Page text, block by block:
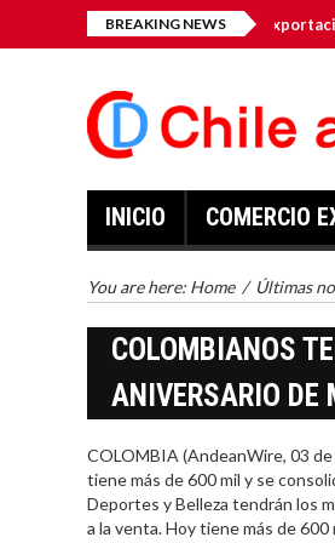
BREAKING NEWS
de diversificar las exportaciones
INICIO COMERCIO
You are here: Home / Últimas
COLOMBIANOS
ANIVERSARIO DE
COLOMBIA (AndeanWire, 03
tiene más de 600 mil y se
Deportes y Belleza tendrán los
a la venta. Hoy tiene más de